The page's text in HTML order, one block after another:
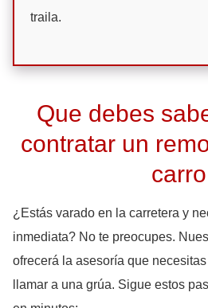
traila.
Que debes
contratar un
carro
¿Estás varado en la carretera y
inmediata? No te preocupes.
ofrecerá la asesoría que
llamar a una grúa. Sigue estos